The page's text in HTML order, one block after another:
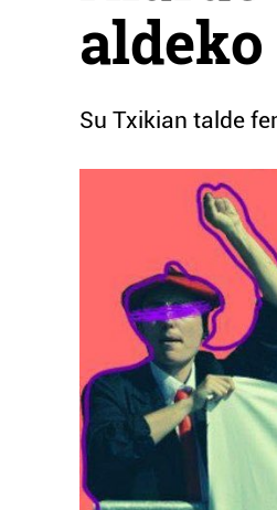
Su Txikian talde